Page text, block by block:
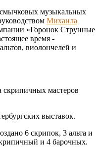
музыкальных
Михаила
«Горонок Струнные
время -
виолончелей и
мастеров
выставок.
6 скрипок, 3 альта и
и 4 барочных.